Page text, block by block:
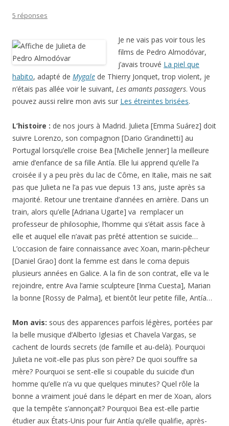
5 réponses
Je ne vais pas voir tous les
films de Pedro Almodóvar,
j’avais trouvé La piel que
habito, adapté de Mygale de Thierry Jonquet, trop violent, je
n’étais pas allée voir le suivant, Les amants passagers. Vous
pouvez aussi relire mon avis sur Les étreintes brisées.
L’histoire : de nos jours à Madrid. Julieta [Emma Suárez] doit
suivre Lorenzo, son compagnon [Dario Grandinetti] au
Portugal lorsqu’elle croise Bea [Michelle Jenner] la meilleure
amie d’enfance de sa fille Antía. Elle lui apprend qu’elle l’a
croisée il y a peu près du lac de Côme, en Italie, mais ne sait
pas que Julieta ne l’a pas vue depuis 13 ans, juste après sa
majorité. Retour une trentaine d’années en arrière. Dans un
train, alors qu’elle [Adriana Ugarte] va remplacer un
professeur de philosophie, l’homme qui s’était assis face à
elle et auquel elle n’avait pas prêté attention se suicide…
L’occasion de faire connaissance avec Xoan, marin-pêcheur
[Daniel Grao] dont la femme est dans le coma depuis
plusieurs années en Galice. A la fin de son contrat, elle va le
rejoindre, entre Ava l’amie sculpteure [Inma Cuesta], Marian
la bonne [Rossy de Palma], et bientôt leur petite fille, Antía…
Mon avis: sous des apparences parfois légères, portées par
la belle musique d’Alberto Iglesias et Chavela Vargas, se
cachent de lourds secrets (de famille et au-delà). Pourquoi
Julieta ne voit-elle pas plus son père? De quoi souffre sa
mère? Pourquoi se sent-elle si coupable du suicide d’un
homme qu’elle n’a vu que quelques minutes? Quel rôle la
bonne a vraiment joué dans le départ en mer de Xoan, alors
que la tempête s’annonçait? Pourquoi Bea est-elle partie
étudier aux États-Unis pour fuir Antía qu’elle qualifie, après-